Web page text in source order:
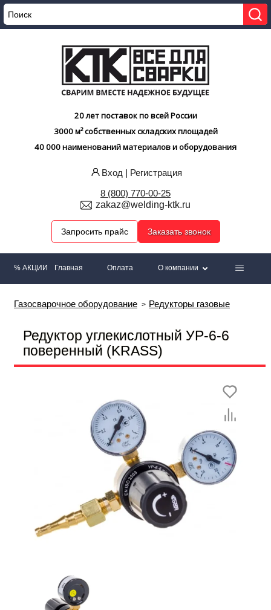
20 лет поставок по всей России
3000 м² собственных складских площадей
40 000 наименований материалов и оборудования
Вход | Регистрация
8 (800) 770-00-25
zakaz@welding-ktk.ru
Запросить прайс Заказать звонок
% АКЦИИ Главная Оплата О компании
Газосварочное оборудование Редукторы газовые
Редуктор углекислотный УР-6-6
поверенный (KRASS)